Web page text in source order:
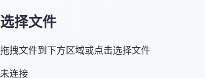
选择文件
拖拽文件到下方区域或点击选择文件
未连接